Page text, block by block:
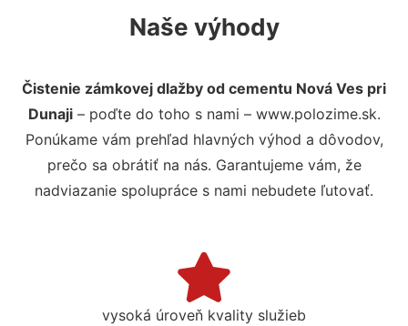
Naše výhody
Čistenie zámkovej dlažby od cementu Nová Ves pri
Dunaji– poďte do toho s nami – www.polozime.sk.
Ponúkame vám prehľad hlavných výhod a dôvodov,
prečo sa obrátiť na nás. Garantujeme vám, že
nadviazanie spolupráce s nami nebudete ľutovať.
vysoká úroveň kvality služieb